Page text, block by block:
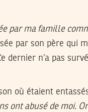
par ma famille
par son père qui
dernier n’a pas
où étaient
ont abusé de moi.